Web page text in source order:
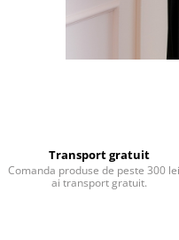
Transport gratuit
Comanda produse de peste 300
ai transport gratuit.